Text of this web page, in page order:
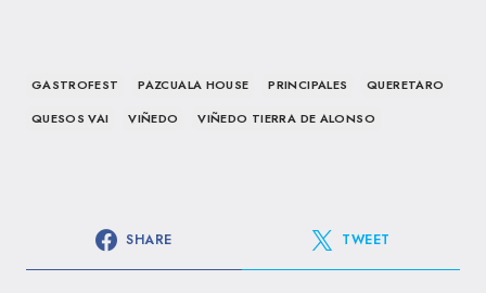
GASTROFEST PAZCUALA HOUSE PRINCIPALES
QUERETARO
QUESOS VAI
VIÑEDO VIÑEDO TIERRA DE ALONSO
SHARE TWEET